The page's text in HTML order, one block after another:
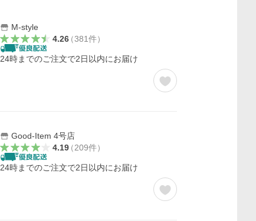
M-style
4.26（381件）
24時までのご注文で2日以内にお届け
Good-Item 4号店
4.19（209件）
24時までのご注文で2日以内にお届け